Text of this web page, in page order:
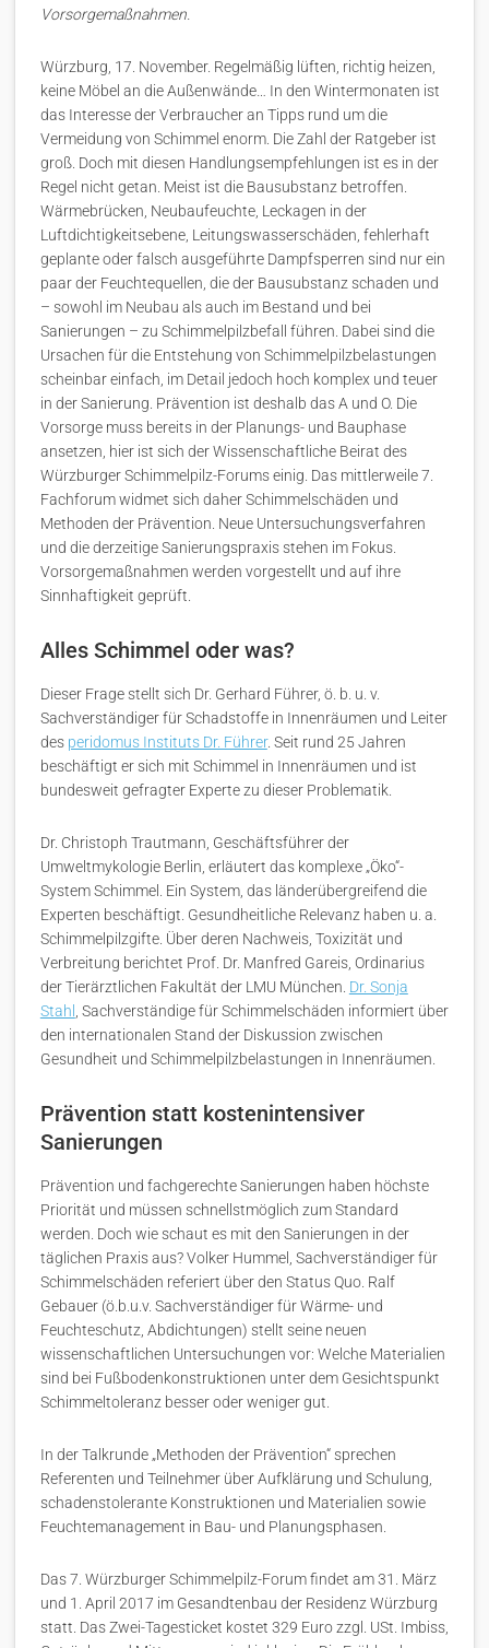
Vorsorgemaßnahmen.
Würzburg, 17. November. Regelmäßig lüften, richtig heizen,
keine Möbel an die Außenwände… In den Wintermonaten ist
das Interesse der Verbraucher an Tipps rund um die
Vermeidung von Schimmel enorm. Die Zahl der Ratgeber ist
groß. Doch mit diesen Handlungsempfehlungen ist es in der
Regel nicht getan. Meist ist die Bausubstanz betroffen.
Wärmebrücken, Neubaufeuchte, Leckagen in der
Luftdichtigkeitsebene, Leitungswasserschäden, fehlerhaft
geplante oder falsch ausgeführte Dampfsperren sind nur ein
paar der Feuchtequellen, die der Bausubstanz schaden und
– sowohl im Neubau als auch im Bestand und bei
Sanierungen – zu Schimmelpilzbefall führen. Dabei sind die
Ursachen für die Entstehung von Schimmelpilzbelastungen
scheinbar einfach, im Detail jedoch hoch komplex und teuer
in der Sanierung. Prävention ist deshalb das A und O. Die
Vorsorge muss bereits in der Planungs- und Bauphase
ansetzen, hier ist sich der Wissenschaftliche Beirat des
Würzburger Schimmelpilz-Forums einig. Das mittlerweile 7.
Fachforum widmet sich daher Schimmelschäden und
Methoden der Prävention. Neue Untersuchungsverfahren
und die derzeitige Sanierungspraxis stehen im Fokus.
Vorsorgemaßnahmen werden vorgestellt und auf ihre
Sinnhaftigkeit geprüft.
Alles Schimmel oder was?
Dieser Frage stellt sich Dr. Gerhard Führer, ö. b. u. v.
Sachverständiger für Schadstoffe in Innenräumen und Leiter
des peridomus Instituts Dr. Führer. Seit rund 25 Jahren
beschäftigt er sich mit Schimmel in Innenräumen und ist
bundesweit gefragter Experte zu dieser Problematik.
Dr. Christoph Trautmann, Geschäftsführer der
Umweltmykologie Berlin, erläutert das komplexe „Öko“-
System Schimmel. Ein System, das länderübergreifend die
Experten beschäftigt. Gesundheitliche Relevanz haben u. a.
Schimmelpilzgifte. Über deren Nachweis, Toxizität und
Verbreitung berichtet Prof. Dr. Manfred Gareis, Ordinarius
der Tierärztlichen Fakultät der LMU München. Dr. Sonja
Stahl
, Sachverständige für Schimmelschäden informiert über
den internationalen Stand der Diskussion zwischen
Gesundheit und Schimmelpilzbelastungen in Innenräumen.
Prävention statt kostenintensiver
Sanierungen
Prävention und fachgerechte Sanierungen haben höchste
Priorität und müssen schnellstmöglich zum Standard
werden. Doch wie schaut es mit den Sanierungen in der
täglichen Praxis aus? Volker Hummel, Sachverständiger für
Schimmelschäden referiert über den Status Quo. Ralf
Gebauer (ö.b.u.v. Sachverständiger für Wärme- und
Feuchteschutz, Abdichtungen) stellt seine neuen
wissenschaftlichen Untersuchungen vor: Welche Materialien
sind bei Fußbodenkonstruktionen unter dem Gesichtspunkt
Schimmeltoleranz besser oder weniger gut.
In der Talkrunde „Methoden der Prävention“ sprechen
Referenten und Teilnehmer über Aufklärung und Schulung,
schadenstolerante Konstruktionen und Materialien sowie
Feuchtemanagement in Bau- und Planungsphasen.
Das 7. Würzburger Schimmelpilz-Forum findet am 31. März
und 1. April 2017 im Gesandtenbau der Residenz Würzburg
statt. Das Zwei-Tagesticket kostet 329 Euro zzgl. USt. Imbiss,